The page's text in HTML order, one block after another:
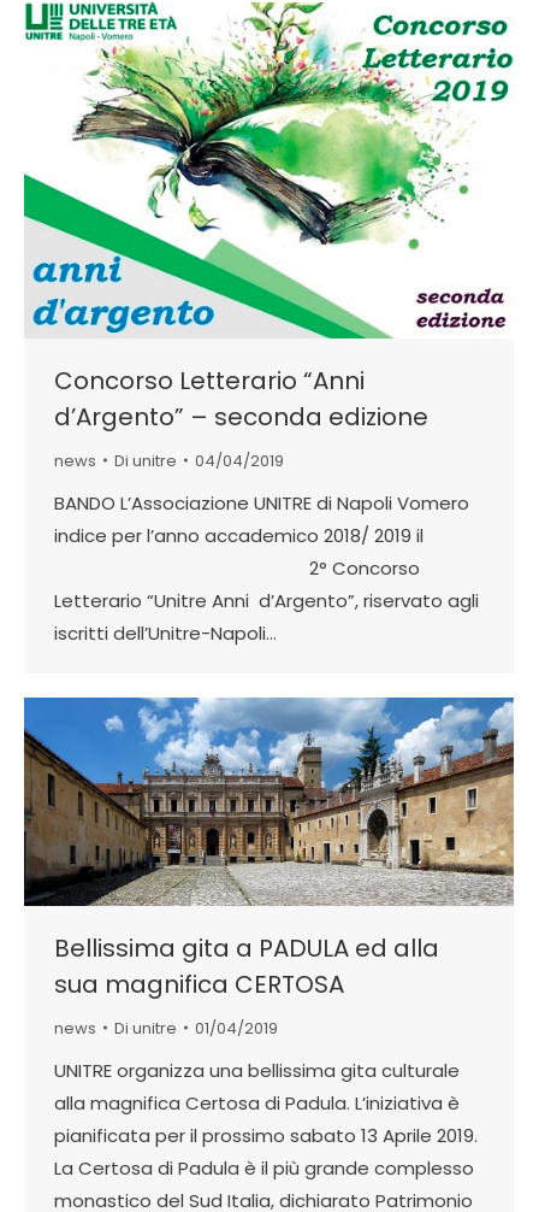
Concorso Letterario “Anni
d’Argento” – seconda edizione
news Di unitre 04/04/2019
BANDO L’Associazione UNITRE di Napoli Vomero
indice per l’anno accademico 2018/ 2019 il
2° Concorso
Letterario “Unitre Anni d’Argento”, riservato agli
iscritti dell’Unitre-Napoli…
Bellissima gita a PADULA ed alla
sua magnifica CERTOSA
news Di unitre 01/04/2019
UNITRE organizza una bellissima gita culturale
alla magnifica Certosa di Padula. L’iniziativa è
pianificata per il prossimo sabato 13 Aprile 2019.
La Certosa di Padula è il più grande complesso
monastico del Sud Italia, dichiarato Patrimonio